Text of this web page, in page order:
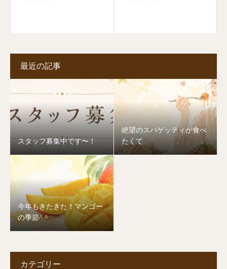
最近の記事
スタッフ募集中です〜！
絶望のスパゲッティが食べ
たくて
今年もきたきた！マンゴー
の季節^ ^
カテゴリー